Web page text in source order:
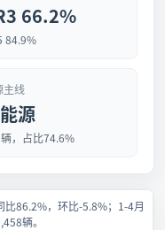
66.2%
84.9%
主线
源
，占比74.6%
比86.2%，环比-5.8%；1-4月
辆。